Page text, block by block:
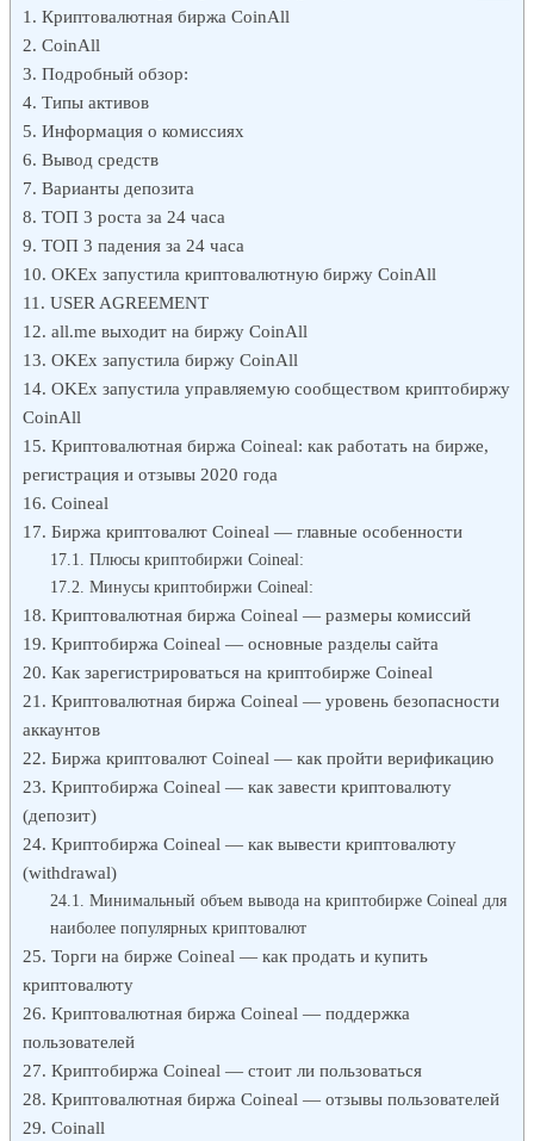
Криптовалютная биржа CoinAll
CoinAll
Подробный обзор:
Типы активов
Информация о комиссиях
Вывод средств
Варианты депозита
ТОП 3 роста за 24 часа
ТОП 3 падения за 24 часа
OKEx запустила криптовалютную биржу CoinAll
USER AGREEMENT
all.me выходит на биржу CoinAll
OKEx запустила биржу CoinAll
OKEx запустила управляемую сообществом криптобиржу
CoinAll
Криптовалютная биржа Coineal: как работать на бирже,
регистрация и отзывы 2020 года
Coineal
Биржа криптовалют Coineal — главные особенности
Плюсы криптобиржи Coineal:
Минусы криптобиржи Coineal:
Криптовалютная биржа Coineal — размеры комиссий
Криптобиржа Coineal — основные разделы сайта
Как зарегистрироваться на криптобирже Coineal
Криптовалютная биржа Coineal — уровень безопасности
аккаунтов
Биржа криптовалют Coineal — как пройти верификацию
Криптобиржа Coineal — как завести криптовалюту
(депозит)
Криптобиржа Coineal — как вывести криптовалюту
(withdrawal)
Минимальный объем вывода на криптобирже Coineal для
наиболее популярных криптовалют
Торги на бирже Coineal — как продать и купить
криптовалюту
Криптовалютная биржа Coineal — поддержка
пользователей
Криптобиржа Coineal — стоит ли пользоваться
Криптовалютная биржа Coineal — отзывы пользователей
Coinall